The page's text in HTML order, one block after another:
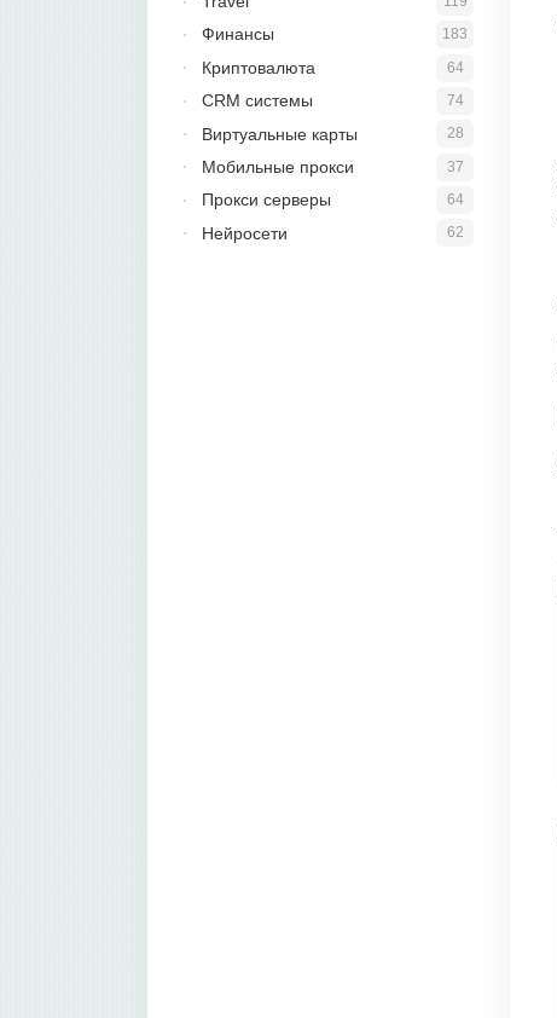
183
Финансы
64
Криптовалюта
74
CRM системы
28
Виртуальные карты
37
Мобильные прокси
64
Прокси серверы
62
Нейросети